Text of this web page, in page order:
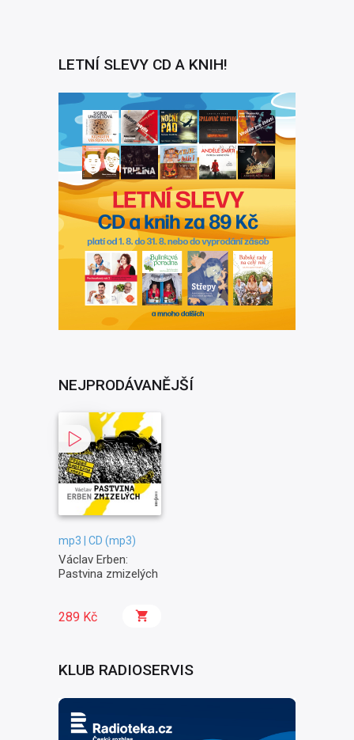
LETNÍ SLEVY CD A KNIH!
NEJPRODÁVANĚJŠÍ
mp3 | CD (mp3)
Václav Erben:
Pastvina zmizelých
289 Kč
KLUB RADIOSERVIS